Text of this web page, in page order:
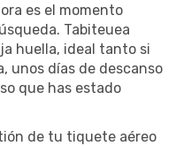
es el momento
Tabiteuea
huella, ideal tanto si
unos días de descanso
que has estado
de tu tiquete aéreo